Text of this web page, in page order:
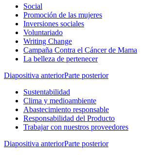
Social
Promoción de las mujeres
Inversiones sociales
Voluntariado
Writing Change
Campaña Contra el Cáncer de Mama
La belleza de pertenecer
Diapositiva anteriorParte posterior
Sustentabilidad
Clima y medioambiente
Abastecimiento responsable
Responsabilidad del Producto
Trabajar con nuestros proveedores
Diapositiva anteriorParte posterior